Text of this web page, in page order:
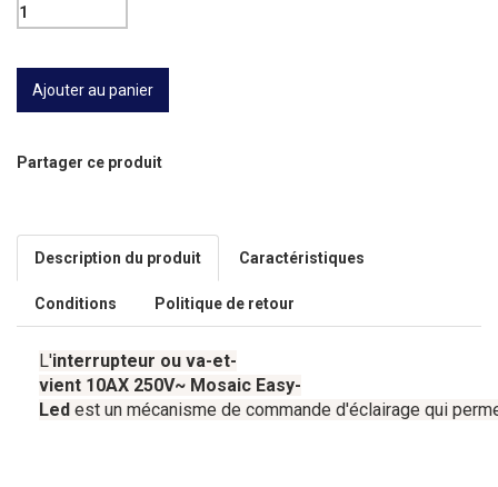
Partager ce produit
Description du produit Caractéristiques
Conditions Politique de retour
L'interrupteur ou va-et-
vient 10AX 250V~ Mosaic Easy-
Led est un mécanisme de commande d'éclairage qui